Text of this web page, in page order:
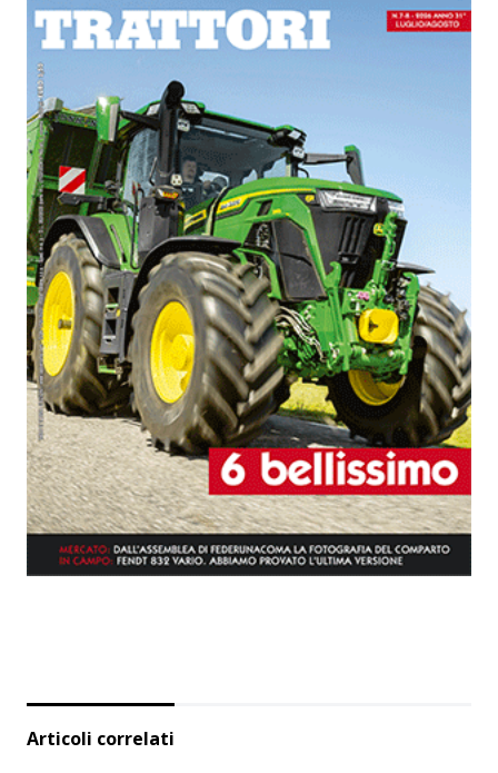
Articoli correlati